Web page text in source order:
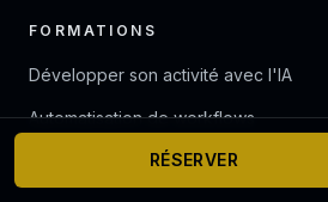
FORMATIONS
Développer son activité avec l'IA
Automatisation de workflows
IA & Transformation : les fondamentaux
RÉSERVER